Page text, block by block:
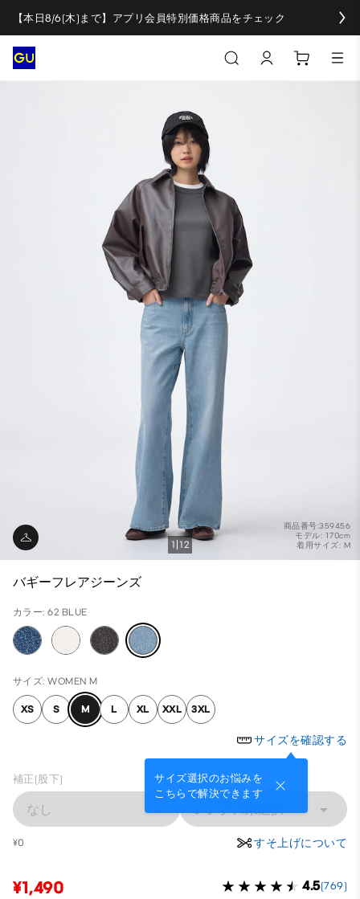
【本日8/6(木)まで】アプリ会員特別価格商品をチェック
商品番号:359456
モデル: 170cm
着用サイズ: M
1 12
バギーフレアジーンズ
カラー: 62 BLUE
サイズ: WOMEN M
XS S M L XL XXL 3XL
サイズを確認する
サイズ選択のお悩みを
こちらで解決できます
補正(股下)
なし レングス未選択
¥0 すそ上げについて
¥1,490 4.5(769)